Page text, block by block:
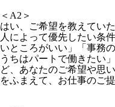
＜A2＞
はい、ご希望を教えてい
人によって優先したい条
いところがいい」「事務
うちはパートで働きたい
ど、あなたのご希望や思
をふまえて、お仕事のご